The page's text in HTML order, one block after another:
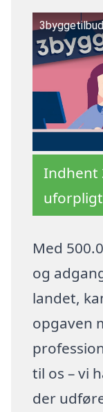
Indhent
Med
og
landet,
opgaven
til os – vi
der